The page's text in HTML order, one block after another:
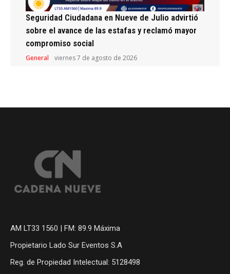
Seguridad Ciudadana en Nueve de Julio advirtió
sobre el avance de las estafas y reclamó mayor
compromiso social
General viernes 7 de agosto de 2026
AM LT33 1560 | FM: 89.9 Máxima
Propietario Lado Sur Eventos S.A
Reg. de Propiedad Intelectual: 5128498